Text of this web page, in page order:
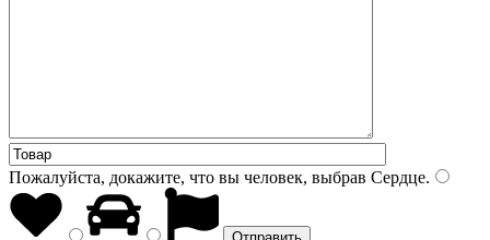
Пожалуйста, докажите, что вы человек, выбрав Сердце.